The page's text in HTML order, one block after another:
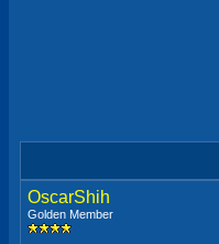
OscarShih
Golden Member